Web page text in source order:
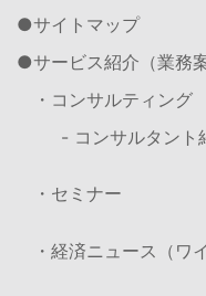
サイトマップ
サービス紹介（業務案
・コンサルティング
- コンサルタント
・セミナー
・経済ニュース（ワ